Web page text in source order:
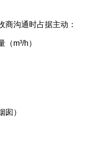
商沟通时占据主动：
m³/h）
囱）